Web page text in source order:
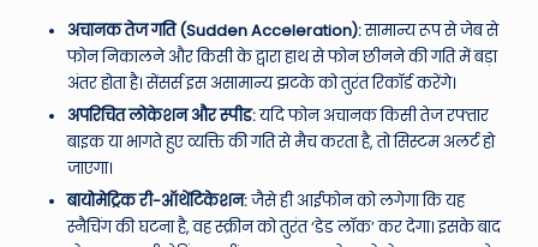
अचानक तेज गति (Sudden Acceleration):सामान्य रूप से जेब से
फोन निकालने और किसी के द्वारा हाथ से फोन छीनने की गति में बड़ा
अंतर होता है। सेंसर्स इस असामान्य झटके को तुरंत रिकॉर्ड करेंगे।
अपरिचित लोकेशन और स्पीड:यदि फोन अचानक किसी तेज रफ्तार
बाइक या भागते हुए व्यक्ति की गति से मैच करता है, तो सिस्टम अलर्ट हो
जाएगा।
बायोमेट्रिक री-ऑथेंटिकेशन:जैसे ही आईफोन को लगेगा कि यह
स्नैचिंग की घटना है, वह स्क्रीन को तुरंत ‘डेड लॉक’ कर देगा। इसके बाद